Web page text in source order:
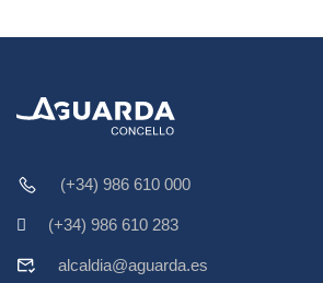
(+34) 986 610 000
(+34) 986 610 283
alcaldia@aguarda.es